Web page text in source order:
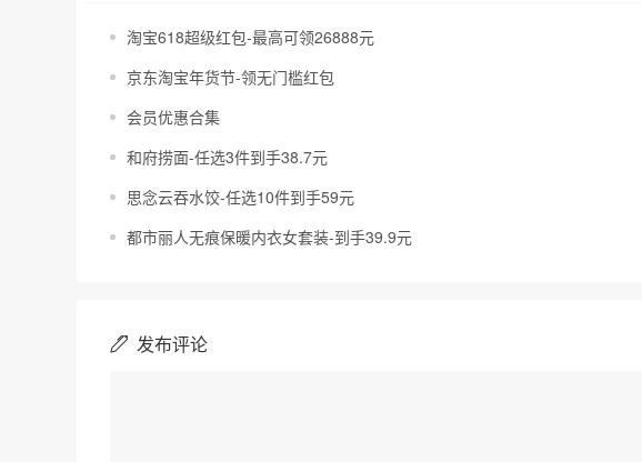
淘宝618超级红包-最高可领26888元
京东淘宝年货节-领无门槛红包
会员优惠合集
和府捞面-任选3件到手38.7元
思念云吞水饺-任选10件到手59元
都市丽人无痕保暖内衣女套装-到手39.9元
发布评论